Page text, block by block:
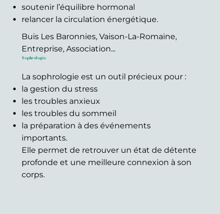
soutenir l’équilibre hormonal
relancer la circulation énergétique.
Buis Les Baronnies, Vaison-La-Romaine,
Entreprise, Association...
Sophrologie
La sophrologie est un outil précieux pour :
la gestion du stress
les troubles anxieux
les troubles du sommeil
la préparation à des événements
importants.
Elle permet de retrouver un état de détente
profonde et une meilleure connexion à son
corps.